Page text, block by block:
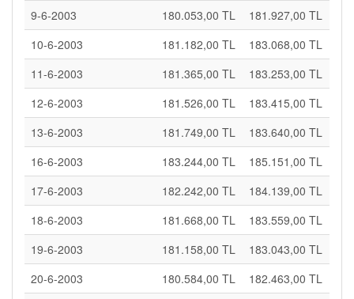
9-6-2003
180.053,00 TL
181.927,00 TL
10-6-2003
181.182,00 TL
183.068,00 TL
11-6-2003
181.365,00 TL
183.253,00 TL
12-6-2003
181.526,00 TL
183.415,00 TL
13-6-2003
181.749,00 TL
183.640,00 TL
16-6-2003
183.244,00 TL
185.151,00 TL
17-6-2003
182.242,00 TL
184.139,00 TL
18-6-2003
181.668,00 TL
183.559,00 TL
19-6-2003
181.158,00 TL
183.043,00 TL
20-6-2003
180.584,00 TL
182.463,00 TL